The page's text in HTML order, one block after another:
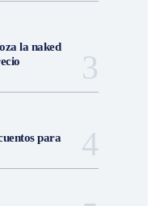
la naked
para